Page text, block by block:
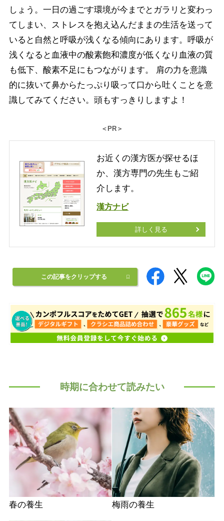
しょう。一日の過ごす環境が今までとガラリと変わっ
てしまい、ストレスを抱え込んだままの生活を送って
いると自然と呼吸が浅くなる傾向にあります。呼吸が
浅くなると血液中の酸素飽和濃度が低くなり血液の質
も低下、酸素不足にもつながります。 肩の力を意識
的に抜いて鼻からたっぷり吸って口から吐くことを意
識してみてください。頭もすっきりしますよ！
＜PR＞
お近くの漢方医が探せるほ
か、漢方専門の先生もご紹
介します。
漢方ナビ
詳しく見る
この記事をクリップする
時期に合わせて読みたい
春の養生 梅雨の養生